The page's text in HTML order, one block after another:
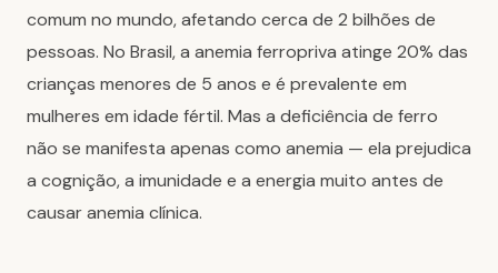
comum no mundo, afetando cerca de 2 bilhões de
pessoas. No Brasil, a anemia ferropriva atinge 20% das
crianças menores de 5 anos e é prevalente em
mulheres em idade fértil. Mas a deficiência de ferro
não se manifesta apenas como anemia — ela prejudica
a cognição, a imunidade e a energia muito antes de
causar anemia clínica.